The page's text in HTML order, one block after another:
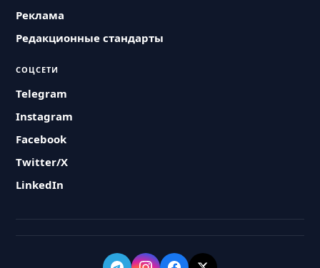
Реклама
Редакционные стандарты
СОЦСЕТИ
Telegram
Instagram
Facebook
Twitter/X
LinkedIn